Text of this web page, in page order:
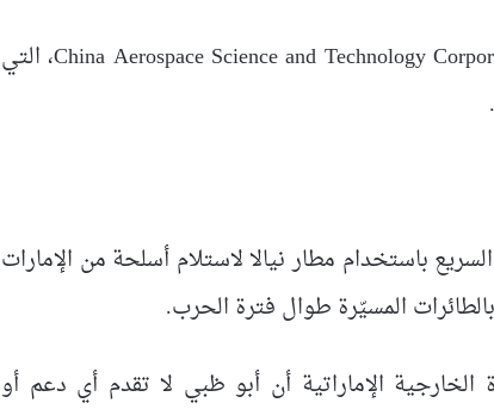
ولم ترد السلطات الصينية ولا شركة China Aerospace Science and Technology Corporation، التي
باستخدام مطار نيالا لاستلام أسلحة من الإمارات
المسيّرة طوال فترة الحرب.
الإماراتية أن أبو ظبي لا تقدم أي دعم أو